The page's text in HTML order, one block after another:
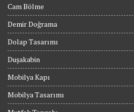
Cam Bölme
Demir Doğrama
Dolap Tasarımı
Duşakabin
Mobilya Kapı
Mobilya Tasarımı